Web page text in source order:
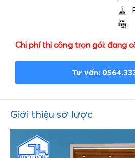
Giới thiệu sơ lược
Chi phí thi công trọn gói: đang
Tư vấn: